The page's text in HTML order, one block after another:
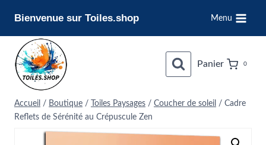
contenu
Bienvenue sur Toiles.shop Menu
Panier 0
Accueil / Boutique / Toiles Paysages / Coucher de soleil / Cadre
Reflets de Sérénité au Crépuscule Zen